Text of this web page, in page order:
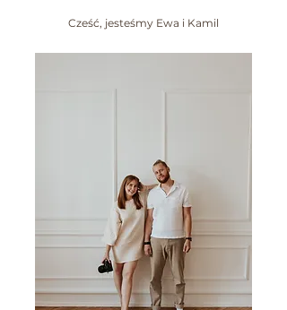
Cześć, jesteśmy Ewa i Kamil